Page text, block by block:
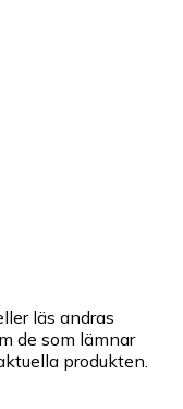
läs andras
de som lämnar
produkten.